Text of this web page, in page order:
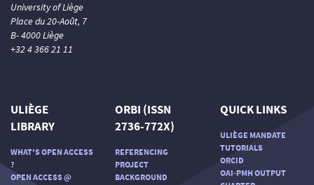
University of Liège
Place du 20-Août, 7
B- 4000 Liège
+32 4 366 21 11
ULIÈGE
LIBRARY
WHAT'S OPEN ACCESS
?
OPEN ACCESS @
ORBI (ISSN
2736-772X)
REFERENCING
PROJECT
BACKGROUND
QUICK LINKS
ULIÈGE MANDATE
TUTORIALS
ORCID
OAI-PMH OUTPUT